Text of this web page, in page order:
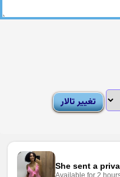
Sexy Pictures Archive